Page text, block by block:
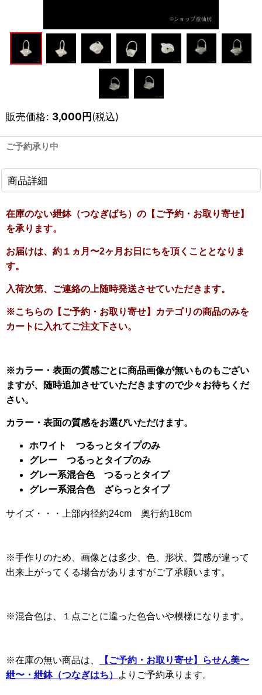
販売価格: 3,000円(税込)
ご予約承り中
商品詳細
在庫のない紲鉢（つなぎばち）の【ご予約・お取り寄せ】
を承ります。
お届けは、約１ヵ月〜2ヶ月お日にちを頂くこととなりま
す。
入荷次第、ご連絡の上随時発送させていただきます。
※こちらの【ご予約・お取り寄せ】カテゴリの商品のみを
カートに入れてご注文下さい。
※カラー・表面の質感ごとに商品画像が無いものもござい
ますが、随時追加させていただきますので少々お待ちくだ
さい。
カラー・表面の質感をお選びいただけます。
ホワイト つるっとタイプのみ
グレー つるっとタイプのみ
グレー系混合色 つるっとタイプ
グレー系混合色 ざらっとタイプ
サイズ・・・上部内径約24cm 奥行約18cm
※手作りのため、画像とは多少、色、形状、質感が違って
出来上がってくる場合がありますがご了承願います。
※混合色は、１点ごとに違った色合いや模様になります。
※在庫の無い商品は、
【ご予約・お取り寄せ】らせん美〜
紲〜・紲鉢（つなぎはち）
よりご予約承ります。